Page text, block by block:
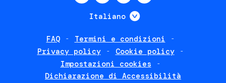
Italiano Mostra ulteriori
FAQ
Termini e condizioni
Privacy policy
Cookie policy
Impostazioni cookies
Dichiarazione di Accessibilità